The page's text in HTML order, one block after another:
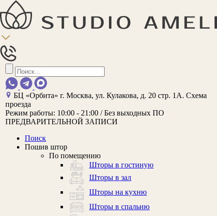
БЦ «Орбита»г. Москва, ул. Кулакова, д. 20 стр. 1А. Схема
проезда
Режим работы: 10:00 - 21:00 / Без выходных ПО
ПРЕДВАРИТЕЛЬНОЙ ЗАПИСИ
Поиск
Пошив штор
По помещению
Шторы в гостиную
Шторы в зал
Шторы на кухню
Шторы в спальню